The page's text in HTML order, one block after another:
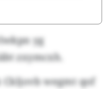
yg
zxymcxh.
Ckljovb wegmt qof